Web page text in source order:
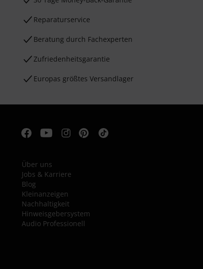
Reparaturservice
Beratung durch Fachexperten
Zufriedenheitsgarantie
Europas größtes Versandlager
Über uns
Jobs & Karriere
Blog
Kleinanzeigen
Nachhaltigkeit
Hinweisgebersystem
Audio Professionell